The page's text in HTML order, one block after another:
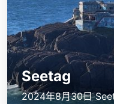
Seetag
2024年8月30日